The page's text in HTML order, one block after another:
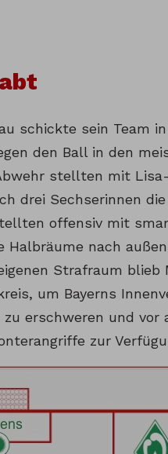
schickte sein Team
den Ball in den
stellten mit
drei Sechserinnen
offensiv mit
Halbräume nach
Strafraum
um Bayerns
zu erschweren und
zur